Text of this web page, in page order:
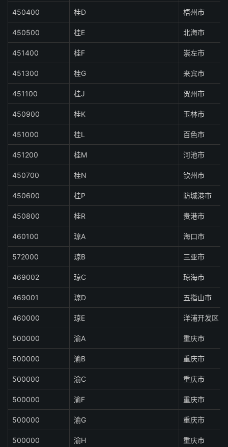
450400 桂D 梧州市
450500 桂E 北海市
451400 桂F 崇左市
451300 桂G 来宾市
451100 桂J 贺州市
450900 桂K 玉林市
451000 桂L 百色市
451200 桂M 河池市
450700 桂N 钦州市
450600 桂P 防城港市
450800 桂R 贵港市
460100 琼A 海口市
572000 琼B 三亚市
469002 琼C 琼海市
469001 琼D 五指山市
460000 琼E 洋浦开发区
500000 渝A 重庆市
500000 渝B 重庆市
500000 渝C 重庆市
500000 渝F 重庆市
500000 渝G 重庆市
500000 渝H 重庆市